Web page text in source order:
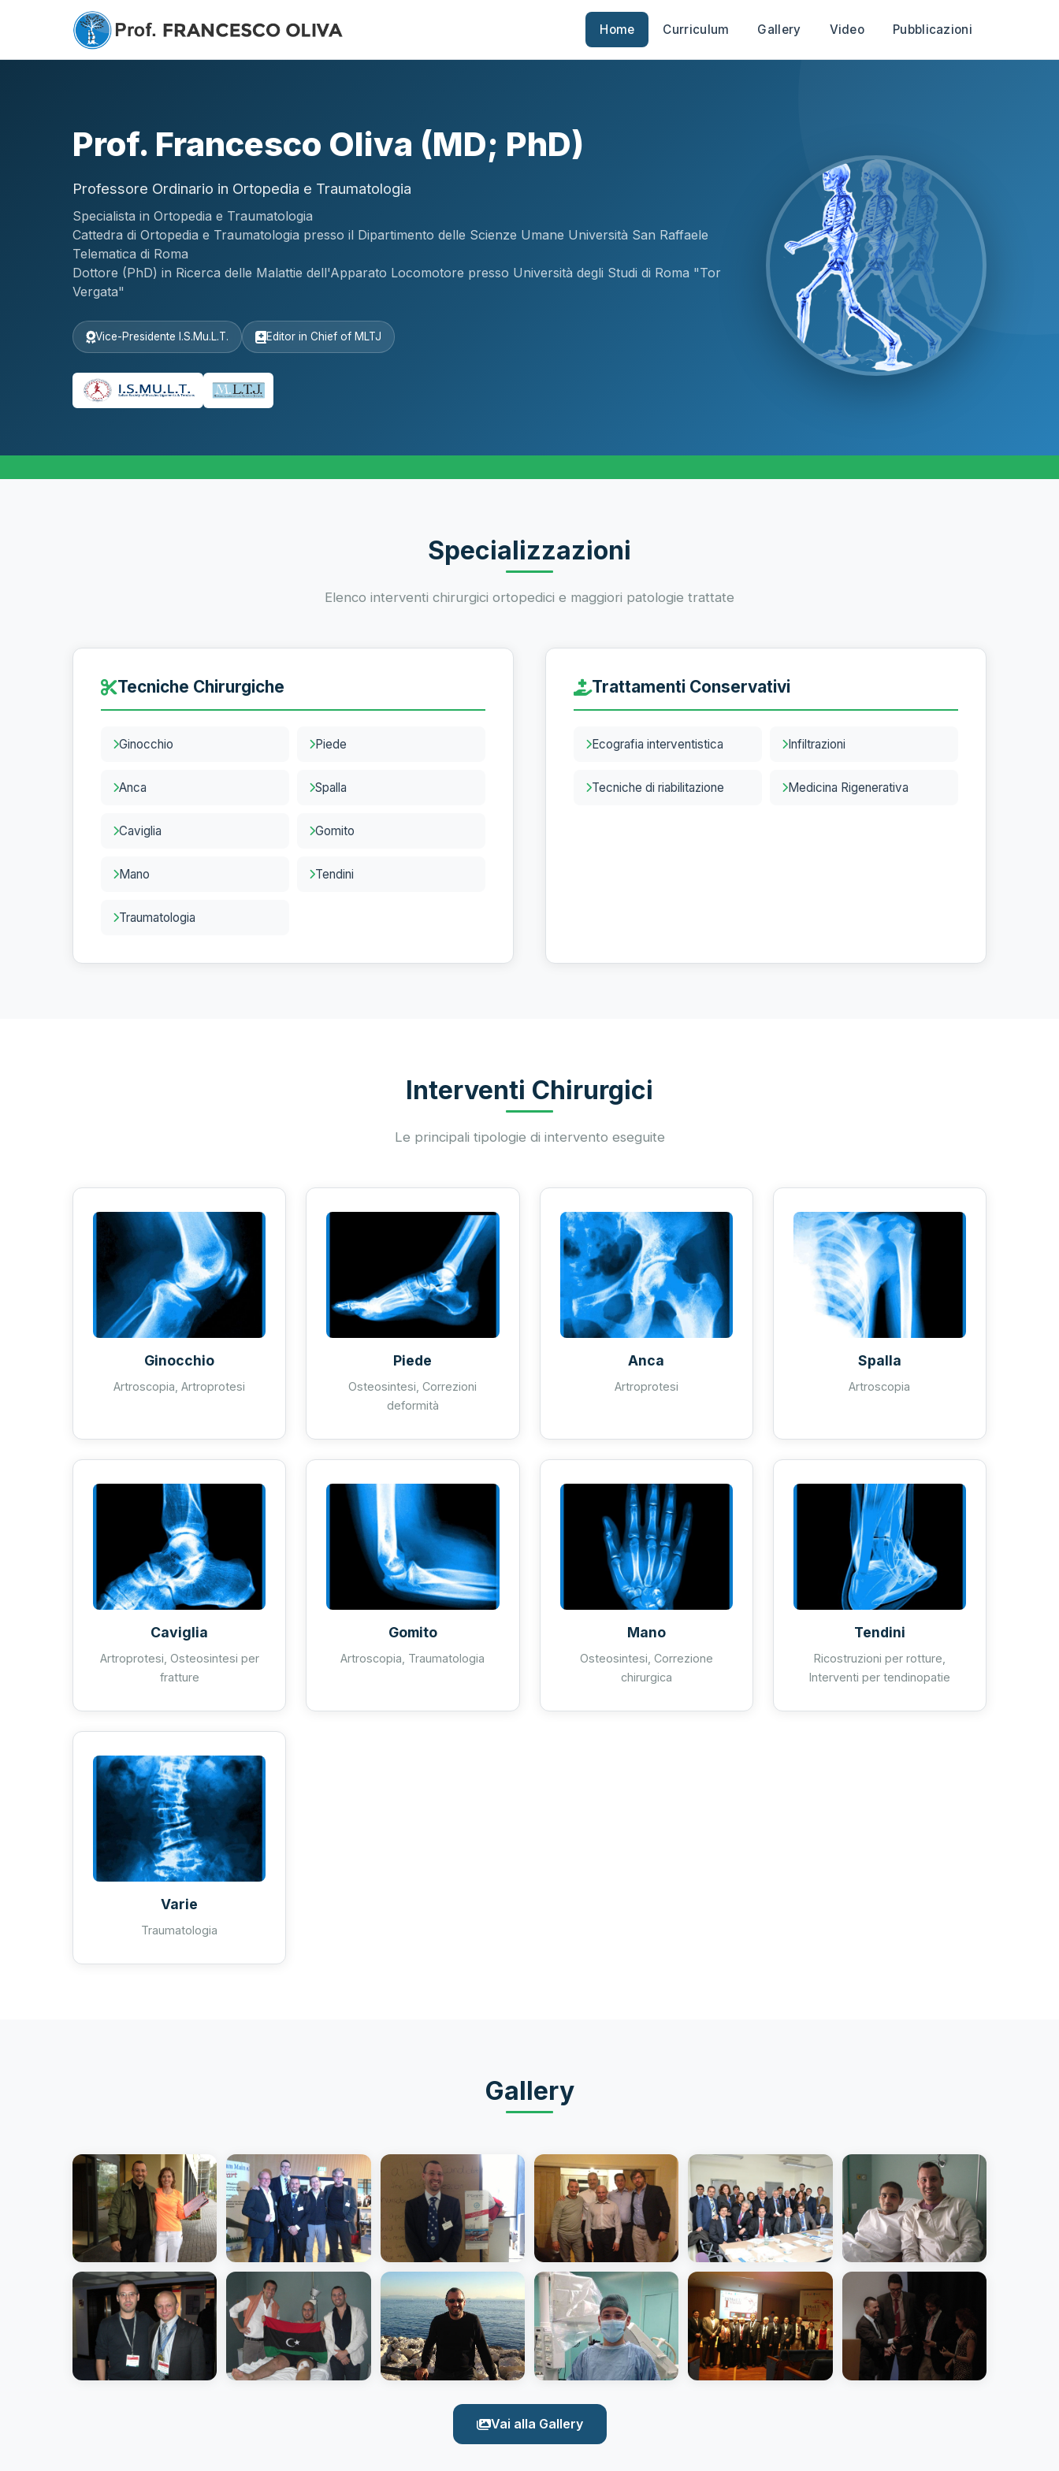
Home Curriculum Gallery Video Pubblicazioni
Prof. Francesco Oliva (MD; PhD)
Professore Ordinario in Ortopedia e Traumatologia
Specialista in Ortopedia e Traumatologia
Cattedra di Ortopedia e Traumatologia presso il Dipartimento delle Scienze Umane Università San Raffaele
Telematica di Roma
Dottore (PhD) in Ricerca delle Malattie dell'Apparato Locomotore presso Università degli Studi di Roma "Tor
Vergata"
Vice-Presidente I.S.Mu.L.T. Editor in Chief of MLTJ
Specializzazioni
Elenco interventi chirurgici ortopedici e maggiori patologie trattate
Tecniche Chirurgiche
Ginocchio Piede
Anca Spalla
Caviglia Gomito
Mano Tendini
Traumatologia
Trattamenti Conservativi
Ecografia interventistica Infiltrazioni
Tecniche di riabilitazione Medicina Rigenerativa
Interventi Chirurgici
Le principali tipologie di intervento eseguite
Ginocchio
Artroscopia, Artroprotesi
Piede
Osteosintesi, Correzioni
deformità
Anca
Artroprotesi
Spalla
Artroscopia
Caviglia
Artroprotesi, Osteosintesi per
fratture
Gomito
Artroscopia, Traumatologia
Mano
Osteosintesi, Correzione
chirurgica
Tendini
Ricostruzioni per rotture,
Interventi per tendinopatie
Varie
Traumatologia
Gallery
Vai alla Gallery